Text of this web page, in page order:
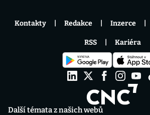
Další témata z našich webů
Kontakty Redakce Inzerce
RSS Kariéra